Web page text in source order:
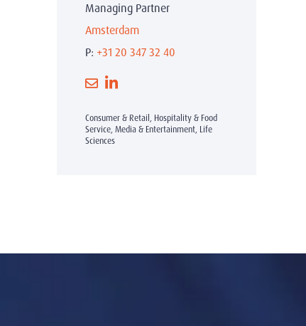
Managing Partner
Amsterdam
P: +31 20 347 32 40
Consumer & Retail, Hospitality & Food
Service, Media & Entertainment, Life
Sciences